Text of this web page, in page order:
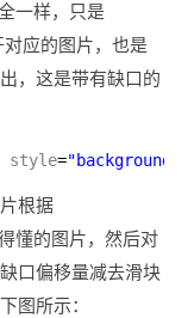
一样，只是
应的图片，也是
，这是带有缺口的
style=
根据
懂的图片，然后对
口偏移量减去滑块
图所示：